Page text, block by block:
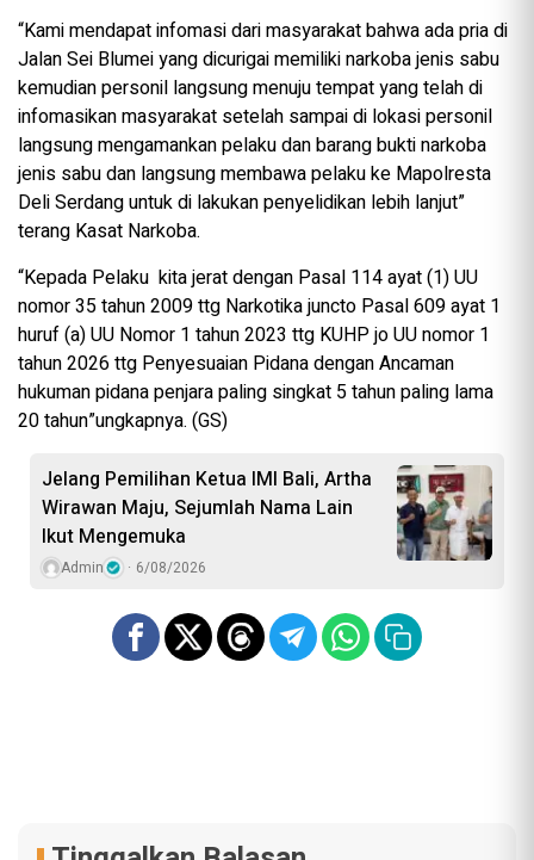
“Kami mendapat infomasi dari masyarakat bahwa ada pria di
Jalan Sei Blumei yang dicurigai memiliki narkoba jenis sabu
kemudian personil langsung menuju tempat yang telah di
infomasikan masyarakat setelah sampai di lokasi personil
langsung mengamankan pelaku dan barang bukti narkoba
jenis sabu dan langsung membawa pelaku ke Mapolresta
Deli Serdang untuk di lakukan penyelidikan lebih lanjut”
terang Kasat Narkoba.
“Kepada Pelaku kita jerat dengan Pasal 114 ayat (1) UU
nomor 35 tahun 2009 ttg Narkotika juncto Pasal 609 ayat 1
huruf (a) UU Nomor 1 tahun 2023 ttg KUHP jo UU nomor 1
tahun 2026 ttg Penyesuaian Pidana dengan Ancaman
hukuman pidana penjara paling singkat 5 tahun paling lama
20 tahun”ungkapnya. (GS)
Jelang Pemilihan Ketua IMI Bali, Artha
Wirawan Maju, Sejumlah Nama Lain
Ikut Mengemuka
Admin 6/08/2026